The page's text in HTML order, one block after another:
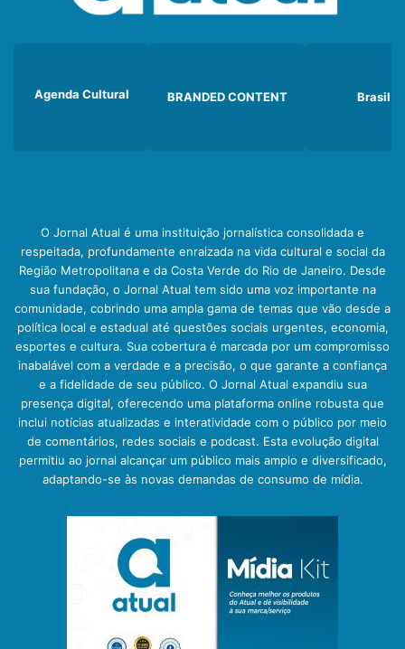
Agenda Cultural BRANDED CONTENT Brasil
O Jornal Atual é uma instituição jornalística consolidada e
respeitada, profundamente enraizada na vida cultural e social da
Região Metropolitana e da Costa Verde do Rio de Janeiro. Desde
sua fundação, o Jornal Atual tem sido uma voz importante na
comunidade, cobrindo uma ampla gama de temas que vão desde a
política local e estadual até questões sociais urgentes, economia,
esportes e cultura. Sua cobertura é marcada por um compromisso
inabalável com a verdade e a precisão, o que garante a confiança
e a fidelidade de seu público. O Jornal Atual expandiu sua
presença digital, oferecendo uma plataforma online robusta que
inclui notícias atualizadas e interatividade com o público por meio
de comentários, redes sociais e podcast. Esta evolução digital
permitiu ao jornal alcançar um público mais amplo e diversificado,
adaptando-se às novas demandas de consumo de mídia.